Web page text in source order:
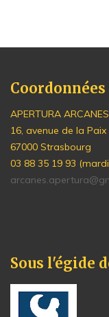
Coordonnées
APERTURA ARCANES
16, avenue de la
67000 Strasbourg
03 88 35 19 93
Sous l'égide